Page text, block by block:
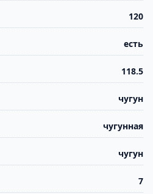
120
есть
118.5
чугун
чугунная
чугун
7